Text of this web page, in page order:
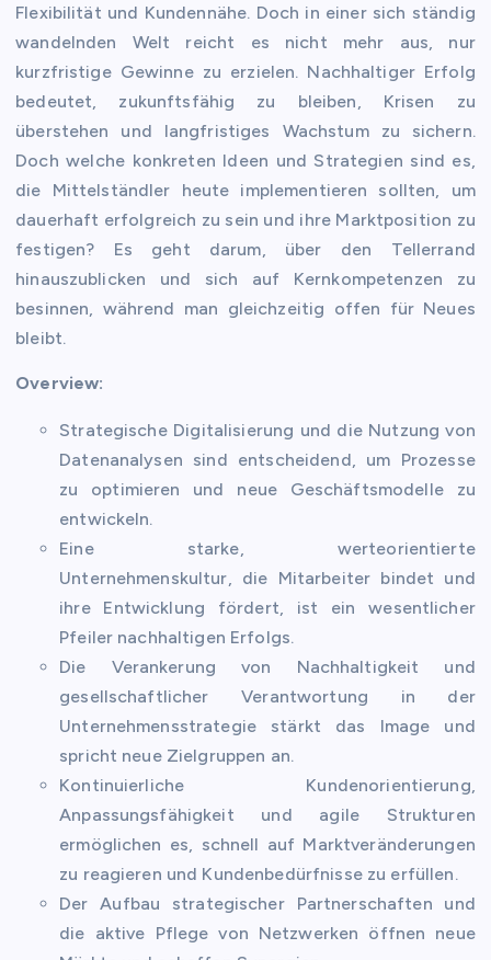
Flexibilität und Kundennähe. Doch in einer sich ständig
wandelnden Welt reicht es nicht mehr aus, nur
kurzfristige Gewinne zu erzielen. Nachhaltiger Erfolg
bedeutet, zukunftsfähig zu bleiben, Krisen zu
überstehen und langfristiges Wachstum zu sichern.
Doch welche konkreten Ideen und Strategien sind es,
die Mittelständler heute implementieren sollten, um
dauerhaft erfolgreich zu sein und ihre Marktposition zu
festigen? Es geht darum, über den Tellerrand
hinauszublicken und sich auf Kernkompetenzen zu
besinnen, während man gleichzeitig offen für Neues
bleibt.
Overview:
Strategische Digitalisierung und die Nutzung von
Datenanalysen sind entscheidend, um Prozesse
zu optimieren und neue Geschäftsmodelle zu
entwickeln.
Eine starke, werteorientierte
Unternehmenskultur, die Mitarbeiter bindet und
ihre Entwicklung fördert, ist ein wesentlicher
Pfeiler nachhaltigen Erfolgs.
Die Verankerung von Nachhaltigkeit und
gesellschaftlicher Verantwortung in der
Unternehmensstrategie stärkt das Image und
spricht neue Zielgruppen an.
Kontinuierliche Kundenorientierung,
Anpassungsfähigkeit und agile Strukturen
ermöglichen es, schnell auf Marktveränderungen
zu reagieren und Kundenbedürfnisse zu erfüllen.
Der Aufbau strategischer Partnerschaften und
die aktive Pflege von Netzwerken öffnen neue